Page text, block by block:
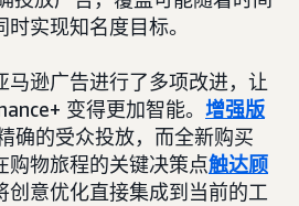
实现知名度目标。
马逊广告进行了多项改进，让
变得更加智能。 增强版
确的受众投放，而全新购买
购物旅程的关键决策点触达顾
创意优化直接集成到当前的工